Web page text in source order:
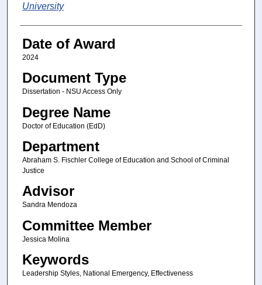
University
Date of Award
2024
Document Type
Dissertation - NSU Access Only
Degree Name
Doctor of Education (EdD)
Department
Abraham S. Fischler College of Education and School of Criminal
Justice
Advisor
Sandra Mendoza
Committee Member
Jessica Molina
Keywords
Leadership Styles, National Emergency, Effectiveness